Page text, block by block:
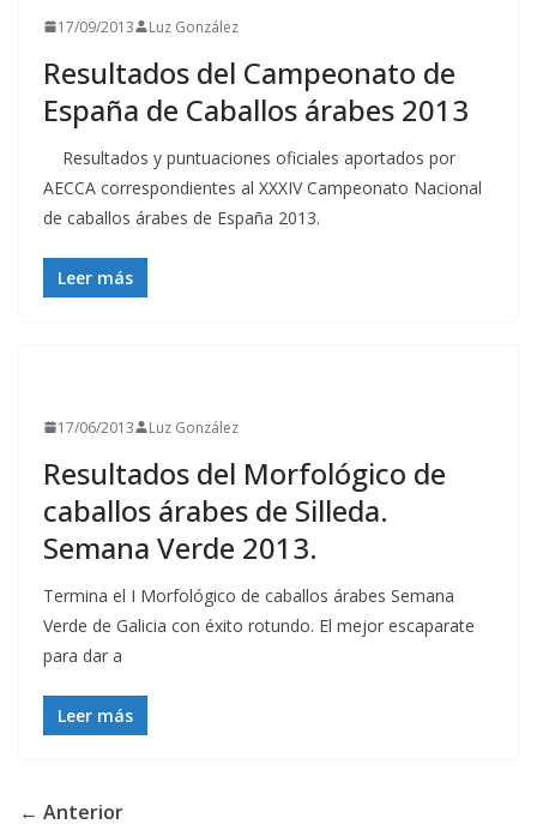
17/09/2013 Luz González
Resultados del Campeonato de
España de Caballos árabes 2013
Resultados y puntuaciones oficiales aportados por
AECCA correspondientes al XXXIV Campeonato Nacional
de caballos árabes de España 2013.
Leer más
17/06/2013 Luz González
Resultados del Morfológico de
caballos árabes de Silleda.
Semana Verde 2013.
Termina el I Morfológico de caballos árabes Semana
Verde de Galicia con éxito rotundo. El mejor escaparate
para dar a
Leer más
← Anterior